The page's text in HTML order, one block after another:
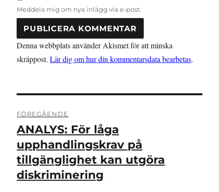
Meddela mig om nya inlägg via e-post.
Denna webbplats använder Akismet för att minska
skräppost.Lär dig om hur din kommentarsdata bearbetas.
FÖREGÅENDE
Föregående
inlägg:
ANALYS: För låga
upphandlingskrav på
tillgänglighet kan utgöra
diskriminering